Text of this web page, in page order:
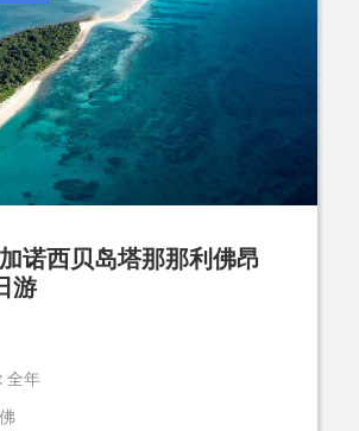
诺西贝岛塔那那利佛昂
游
全年